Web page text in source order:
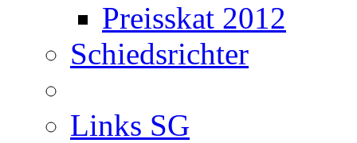
Preisskat 2012
Schiedsrichter
Links SG